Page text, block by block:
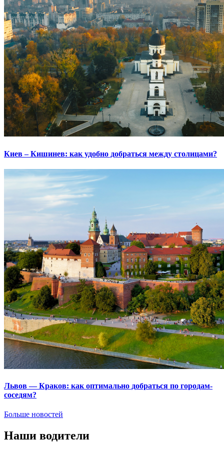
Киев – Кишинев: как удобно добраться между столицами?
Львов — Краков: как оптимально добраться по городам-
соседям?
Больше новостей
Наши водители